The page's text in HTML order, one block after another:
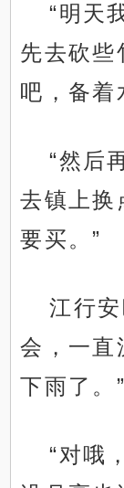
“明天
先去砍些
吧，备着
“然后
去镇上换
要买。”
江行
会，一直
下雨了。”
“对哦